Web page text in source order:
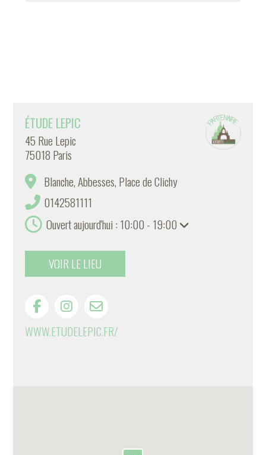
ÉTUDE LEPIC
45 Rue Lepic
75018 Paris
Blanche, Abbesses, Place de Clichy
0142581111
Ouvert aujourd'hui : 10:00 - 19:00
VOIR LE LIEU
WWW.ETUDELEPIC.FR/